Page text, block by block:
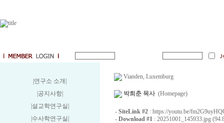
|연구소 소개
|공지사항
|설교학연구실
|수사학연구실
Vianden, Luxemburg
박희춘 목사 (Homepage)
- SiteLink #2 : https://youtu.be/
- Download #1 : 20251001_145933.jpg